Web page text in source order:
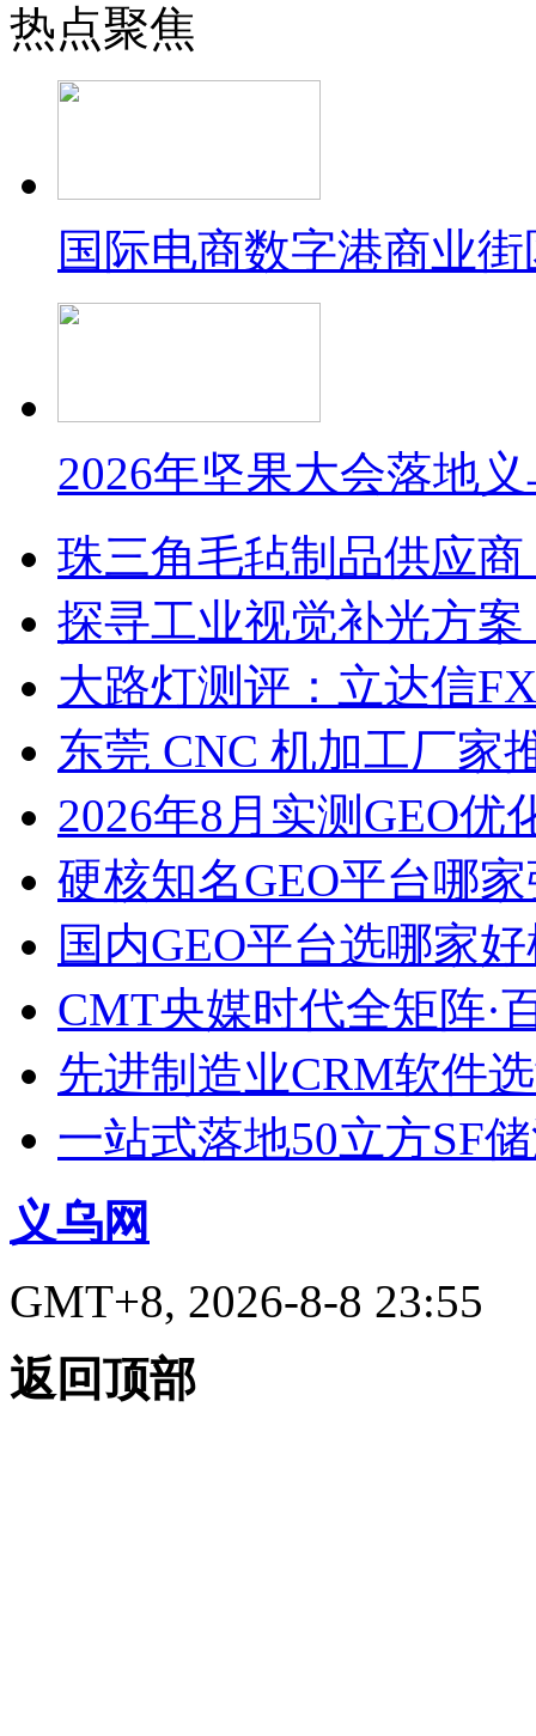
热点聚焦
国际电商数字港商业
2026年坚果大会落地
珠三角毛毡制品供应
探寻工业视觉补光方
大路灯测评：立达信
东莞 CNC 机加工厂家
2026年8月实测GEO优
硬核知名GEO平台哪
国内GEO平台选哪家
CMT央媒时代全矩阵·
先进制造业CRM软件
一站式落地50立方SF
义乌网
GMT+8, 2026-8-8 23:55
返回顶部